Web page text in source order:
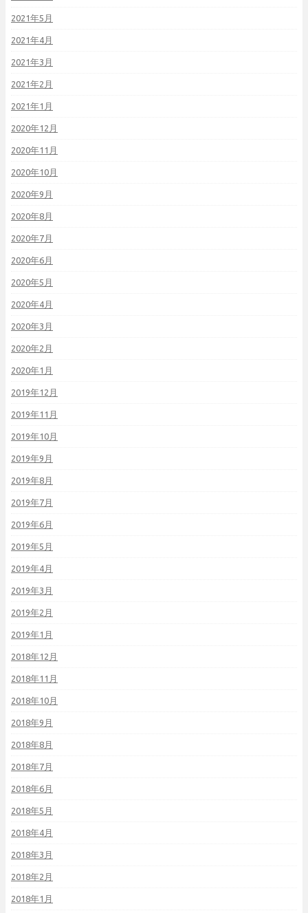
2021年5月
2021年4月
2021年3月
2021年2月
2021年1月
2020年12月
2020年11月
2020年10月
2020年9月
2020年8月
2020年7月
2020年6月
2020年5月
2020年4月
2020年3月
2020年2月
2020年1月
2019年12月
2019年11月
2019年10月
2019年9月
2019年8月
2019年7月
2019年6月
2019年5月
2019年4月
2019年3月
2019年2月
2019年1月
2018年12月
2018年11月
2018年10月
2018年9月
2018年8月
2018年7月
2018年6月
2018年5月
2018年4月
2018年3月
2018年2月
2018年1月